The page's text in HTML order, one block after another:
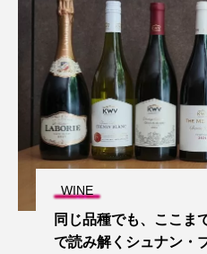
WINE
同じ品種でも、ここま
で読み解くシュナン・